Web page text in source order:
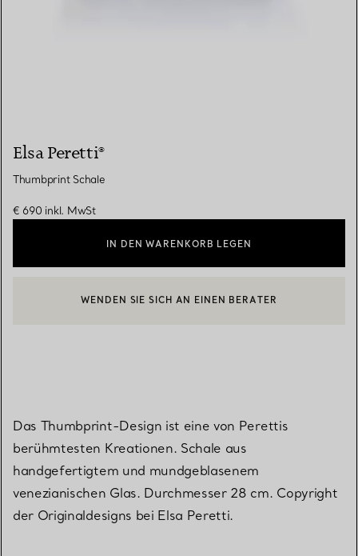
Elsa Peretti®
Thumbprint Schale
€ 690 inkl. MwSt
IN DEN WARENKORB LEGEN
EINEN KUNDENBERATER KONTAKTIEREN ODER EINEN
Das Thumbprint-Design ist eine von Perettis
berühmtesten Kreationen. Schale aus
handgefertigtem und mundgeblasenem
venezianischen Glas. Durchmesser 28 cm. Copyright
der Originaldesigns bei Elsa Peretti.